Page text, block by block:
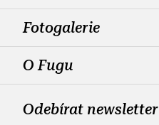
Fotogalerie
O Fugu
Odebírat newsletter